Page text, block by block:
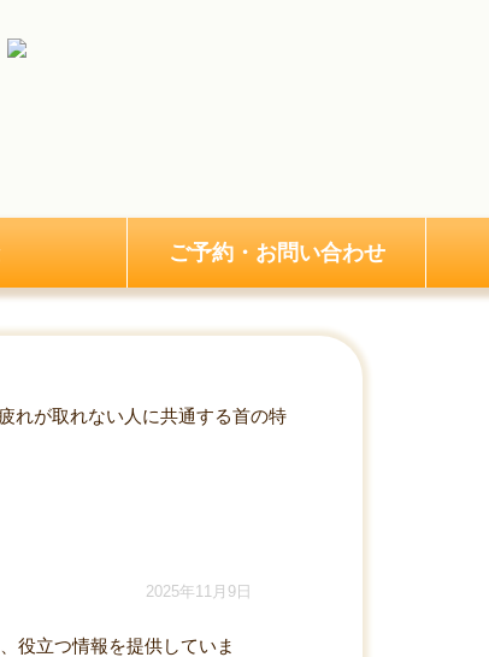
ご予約・お問い合わせ
れが取れない人に共通する首の特
2025年11月9日
役立つ情報を提供していま